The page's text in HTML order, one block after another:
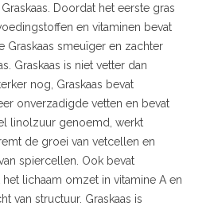
Doordat het eerste gras
en vitaminen bevat
Graskaas smeuïger en zachter
Graskaas is niet vetter dan
nog, Graskaas bevat
onverzadigde vetten en bevat
linolzuur genoemd, werkt
de groei van vetcellen en
spiercellen. Ook bevat
het lichaam omzet in vitamine A en
van structuur. Graskaas is